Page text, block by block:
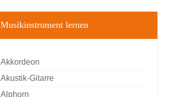
Musikinstrument lernen
Akkordeon
Akustik-Gitarre
Alphorn